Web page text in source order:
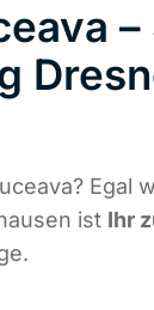
Egal
ist Ihr